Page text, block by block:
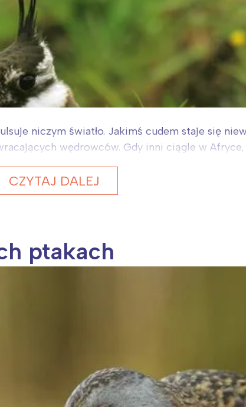
niczym światło. Jakimś cudem staje się
wędrowców. Gdy inni ciągle w Afryce,
CZYTAJ DALEJ
ptakach